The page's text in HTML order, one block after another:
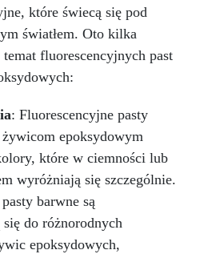
które świecą się pod
światłem. Oto kilka
fluorescencyjnych past
: Fluorescencyjne pasty
epoksydowym
które w ciemności lub
wyróżniają się szczególnie.
barwne są
do różnorodnych
epoksydowych,